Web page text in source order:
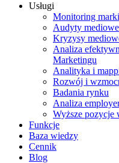
Usługi
Monitoring
Audyty
Kryzysy
Analiza
Marketingu
Analityka i
Rozwój i
Badania rynku
Analiza
Wyższe pozycje
Funkcje
Baza wiedzy
Cennik
Blog